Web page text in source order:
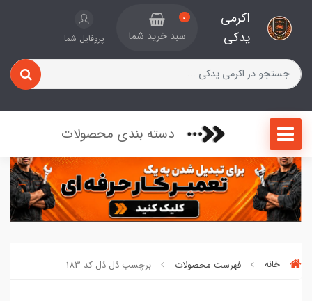
اکرمی
یدکی
0
سبد خرید شما پروفایل شما
دسته بندی محصولات
خانه فهرست محصولات برچسب دُل دُل کد 183